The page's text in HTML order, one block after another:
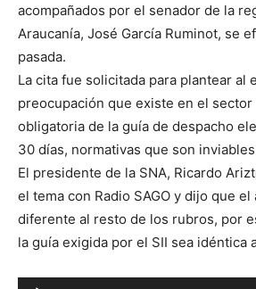
acompañados por el senador de la
Araucanía, José García Ruminot, se
pasada.
La cita fue solicitada para plantear al
preocupación que existe en el
obligatoria de la guía de despacho
30 días, normativas que son
El presidente de la SNA, Ricardo
el tema con Radio SAGO y dijo que
diferente al resto de los rubros, por
la guía exigida por el SII sea idéntica